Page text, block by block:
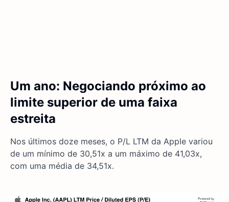
Um ano: Negociando próximo ao
limite superior de uma faixa
estreita
Nos últimos doze meses, o P/L LTM da Apple variou
de um mínimo de 30,51x a um máximo de 41,03x,
com uma média de 34,51x.